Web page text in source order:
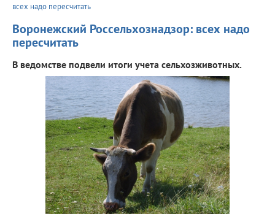
всех надо пересчитать
Воронежский Россельхознадзор: всех надо
пересчитать
В ведомстве подвели итоги учета сельхозживотных.